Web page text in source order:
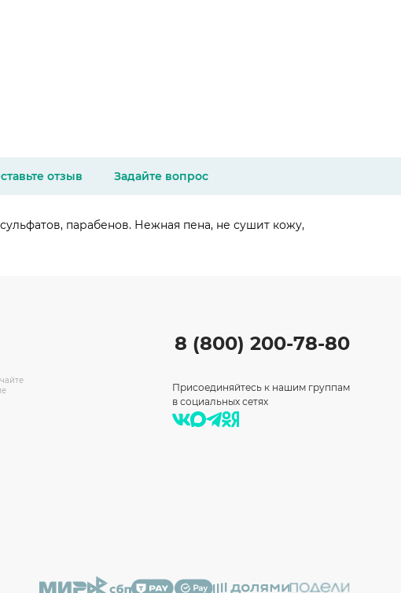
отзыв Задайте вопрос
парабенов. Нежная пена, не сушит кожу,
8 (800) 200-78-80
Присоединяйтесь к нашим группам
в социальных сетях